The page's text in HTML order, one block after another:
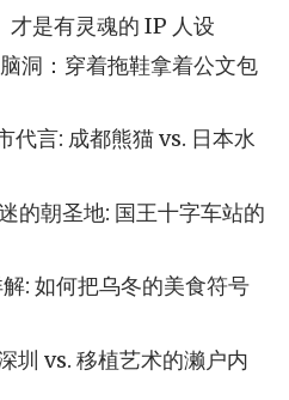
才是有灵魂的 IP 人设
洞：穿着拖鞋拿着公文包
代言: 成都熊猫 vs. 日本水
迷的朝圣地: 国王十字车站的
: 如何把乌冬的美食符号
圳 vs. 移植艺术的濑户内